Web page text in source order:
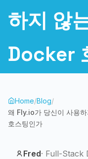
하지 않
Docker
Home/Blog/
왜 Fly.io가 당신이 사용
호스팅인가
Fred· Full-Stack